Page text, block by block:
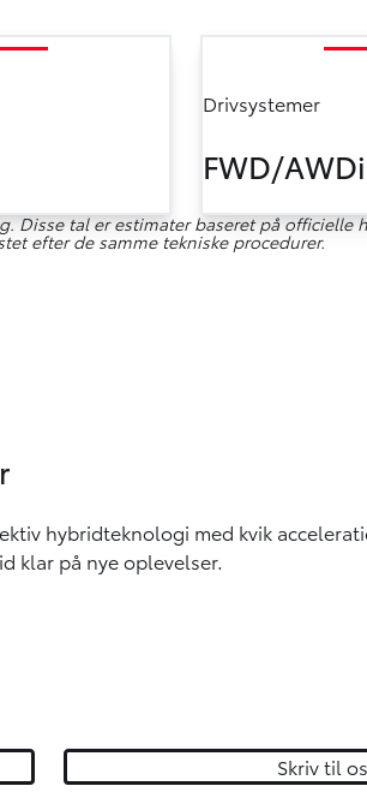
Drivsystemer
FWD/AWDi
Disse tal er estimater baseret på officielle
efter de samme tekniske procedurer.
hybridteknologi med kvik
klar på nye oplevelser.
Skriv til os